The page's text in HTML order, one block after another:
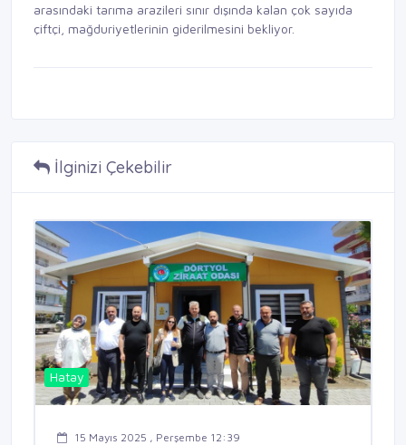
arasındaki tarıma arazileri sınır dışında kalan çok sayıda
çiftçi, mağduriyetlerinin giderilmesini bekliyor.
İlginizi Çekebilir
Hatay
15 Mayıs 2025 , Perşembe 12:39